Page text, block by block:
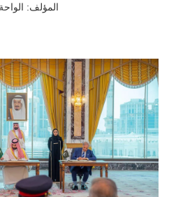
المؤلف: الواحة